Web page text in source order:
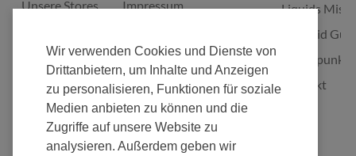
Wir verwenden Cookies und Dienste von
Drittanbietern, um Inhalte und Anzeigen
zu personalisieren, Funktionen für soziale
Medien anbieten zu können und die
Zugriffe auf unsere Website zu
analysieren. Außerdem geben wir
Unsere Stores
Franchise
Nachhaltigkeit
Impressum
Batterieverordnung
Elektrogeräte Rücknahme
Zahlungsarten
AGB's
Liquids
E-Liquid
Bonuspunkte
Kontakt